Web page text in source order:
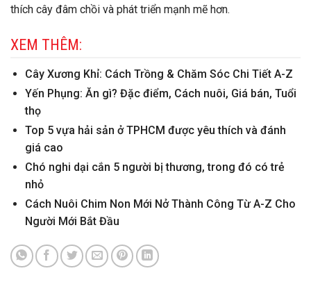
thích cây đâm chồi và phát triển mạnh mẽ hơn.
XEM THÊM:
Cây Xương Khỉ: Cách Trồng & Chăm Sóc Chi Tiết A-Z
Yến Phụng: Ăn gì? Đặc điểm, Cách nuôi, Giá bán, Tuổi
thọ
Top 5 vựa hải sản ở TPHCM được yêu thích và đánh
giá cao
Chó nghi dại cắn 5 người bị thương, trong đó có trẻ
nhỏ
Cách Nuôi Chim Non Mới Nở Thành Công Từ A-Z Cho
Người Mới Bắt Đầu